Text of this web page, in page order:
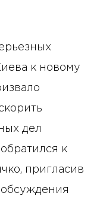
к новому
дел
к
пригласив